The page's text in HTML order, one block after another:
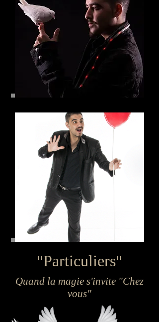
"Particuliers"
Quand la magie s'invite "Chez
vous"